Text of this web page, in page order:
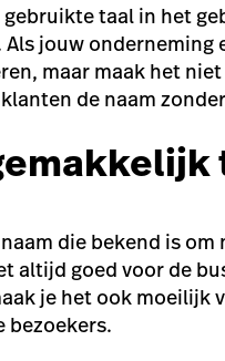
taal in het
jouw
maar maak het
de naam
die bekend is
altijd goed voor de
je het ook moeilijk
bezoekers.